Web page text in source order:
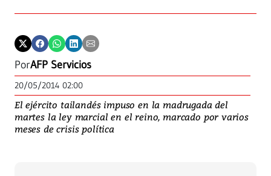
PorAFP Servicios
20/05/2014 02:00
El ejército tailandés impuso en la madrugada del
martes la ley marcial en el reino, marcado por varios
meses de crisis política